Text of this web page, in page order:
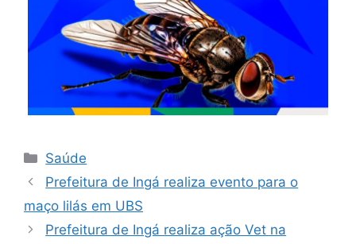
Saúde
Prefeitura de Ingá realiza evento para o
maço lilás em UBS
Prefeitura de Ingá realiza ação Vet na